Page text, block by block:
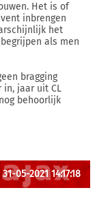
Het is of
inbrengen
het
als men
bragging
jaar uit CL
behoorlijk
31-05-2021 14:17:18